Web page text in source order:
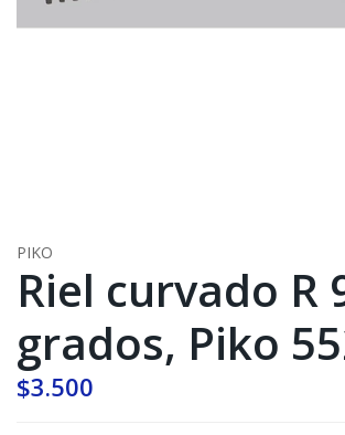
PIKO
Riel curvado R
grados, Piko
$3.500